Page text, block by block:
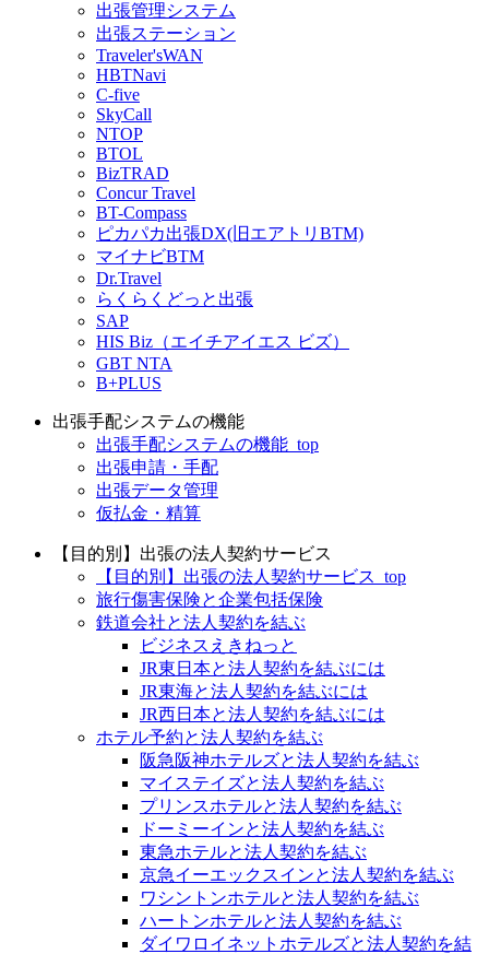
出張管理システム
出張ステーション
Traveler'sWAN
HBTNavi
C-five
SkyCall
NTOP
BTOL
BizTRAD
Concur Travel
BT-Compass
ピカパカ出張DX(旧エアトリBTM)
マイナビBTM
Dr.Travel
らくらくどっと出張
SAP
HIS Biz（エイチアイエス ビズ）
GBT NTA
B+PLUS
出張手配システムの機能
出張手配システムの機能_top
出張申請・手配
出張データ管理
仮払金・精算
【目的別】出張の法人契約サービス
【目的別】出張の法人契約サービス_top
旅行傷害保険と企業包括保険
鉄道会社と法人契約を結ぶ
ビジネスえきねっと
JR東日本と法人契約を結ぶには
JR東海と法人契約を結ぶには
JR西日本と法人契約を結ぶには
ホテル予約と法人契約を結ぶ
阪急阪神ホテルズと法人契約を結ぶ
マイステイズと法人契約を結ぶ
プリンスホテルと法人契約を結ぶ
ドーミーインと法人契約を結ぶ
東急ホテルと法人契約を結ぶ
京急イーエックスインと法人契約を結ぶ
ワシントンホテルと法人契約を結ぶ
ハートンホテルと法人契約を結ぶ
ダイワロイネットホテルズと法人契約を結